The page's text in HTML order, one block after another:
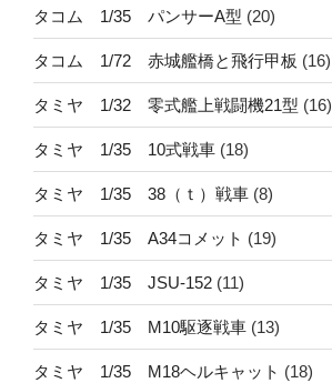
タコム 1/35 パンサーA型 (20)
タコム 1/72 赤城艦橋と飛行甲板 (16)
タミヤ 1/32 零式艦上戦闘機21型 (16)
タミヤ 1/35 10式戦車 (18)
タミヤ 1/35 38（ｔ）戦車 (8)
タミヤ 1/35 A34コメット (19)
タミヤ 1/35 JSU-152 (11)
タミヤ 1/35 M10駆逐戦車 (13)
タミヤ 1/35 M18ヘルキャット (18)